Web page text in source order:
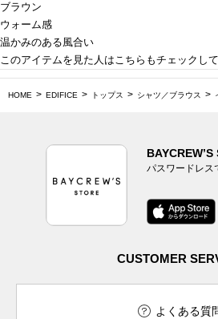
ブラウン
ウォーム感
温かみのある風合い
このアイテムを見た人はこちらもチェックし
HOME EDIFICE トップス シャツ／ブラウス
パスワードレス
CUSTOMER
よくある質